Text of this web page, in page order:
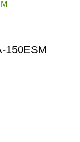
150ESM